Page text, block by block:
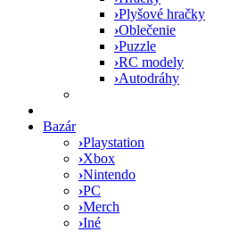
›Plyšové hračky
›Oblečenie
›Puzzle
›RC modely
›Autodráhy
Bazár
›Playstation
›Xbox
›Nintendo
›PC
›Merch
›Iné